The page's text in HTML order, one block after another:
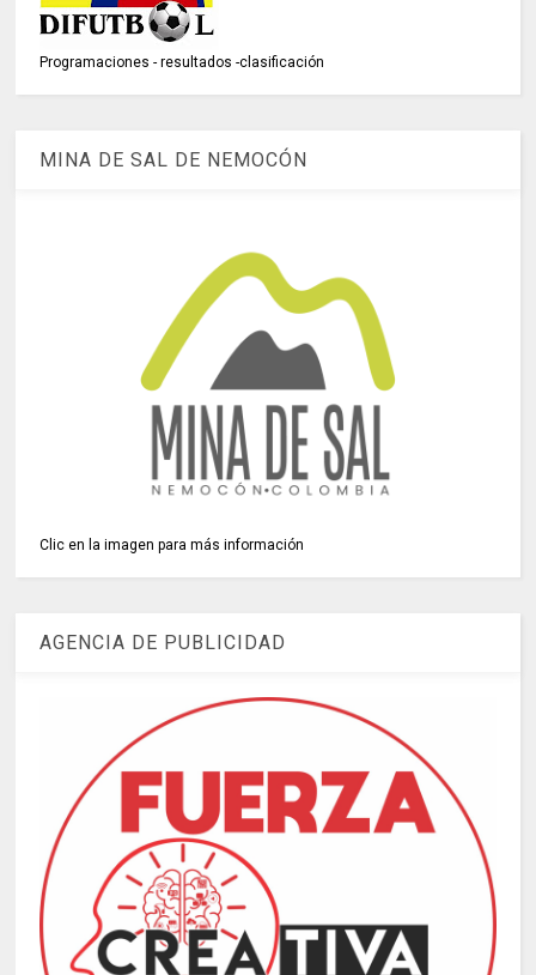
Programaciones - resultados -clasificación
MINA DE SAL DE NEMOCÓN
Clic en la imagen para más información
AGENCIA DE PUBLICIDAD